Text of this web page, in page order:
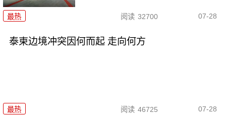
最热 阅读 32700 07-28
泰柬边境冲突因何而起 走向何方
最热 阅读 46725 07-28